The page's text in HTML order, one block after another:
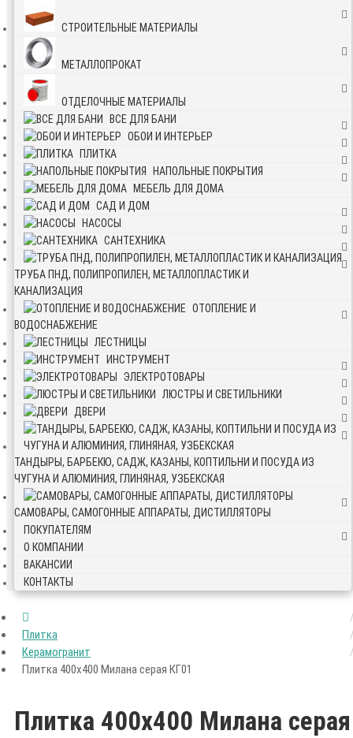
СТРОИТЕЛЬНЫЕ МАТЕРИАЛЫ
МЕТАЛЛОПРОКАТ
ОТДЕЛОЧНЫЕ МАТЕРИАЛЫ
ВСЕ ДЛЯ БАНИ
ОБОИ И ИНТЕРЬЕР
ПЛИТКА
НАПОЛЬНЫЕ ПОКРЫТИЯ
МЕБЕЛЬ ДЛЯ ДОМА
САД И ДОМ
НАСОСЫ
САНТЕХНИКА
ТРУБА ПНД, ПОЛИПРОПИЛЕН, МЕТАЛЛОПЛАСТИК И
КАНАЛИЗАЦИЯ
ОТОПЛЕНИЕ И
ВОДОСНАБЖЕНИЕ
ЛЕСТНИЦЫ
ИНСТРУМЕНТ
ЭЛЕКТРОТОВАРЫ
ЛЮСТРЫ И СВЕТИЛЬНИКИ
ДВЕРИ
ТАНДЫРЫ, БАРБЕКЮ, САДЖ, КАЗАНЫ, КОПТИЛЬНИ И ПОСУДА ИЗ
ЧУГУНА И АЛЮМИНИЯ, ГЛИНЯНАЯ, УЗБЕКСКАЯ
САМОВАРЫ, САМОГОННЫЕ АППАРАТЫ, ДИСТИЛЛЯТОРЫ
ПОКУПАТЕЛЯМ
О КОМПАНИИ
ВАКАНСИИ
КОНТАКТЫ
Плитка
Керамогранит
Плитка 400х400 Милана серая КГ01
Плитка 400х400 Милана серая